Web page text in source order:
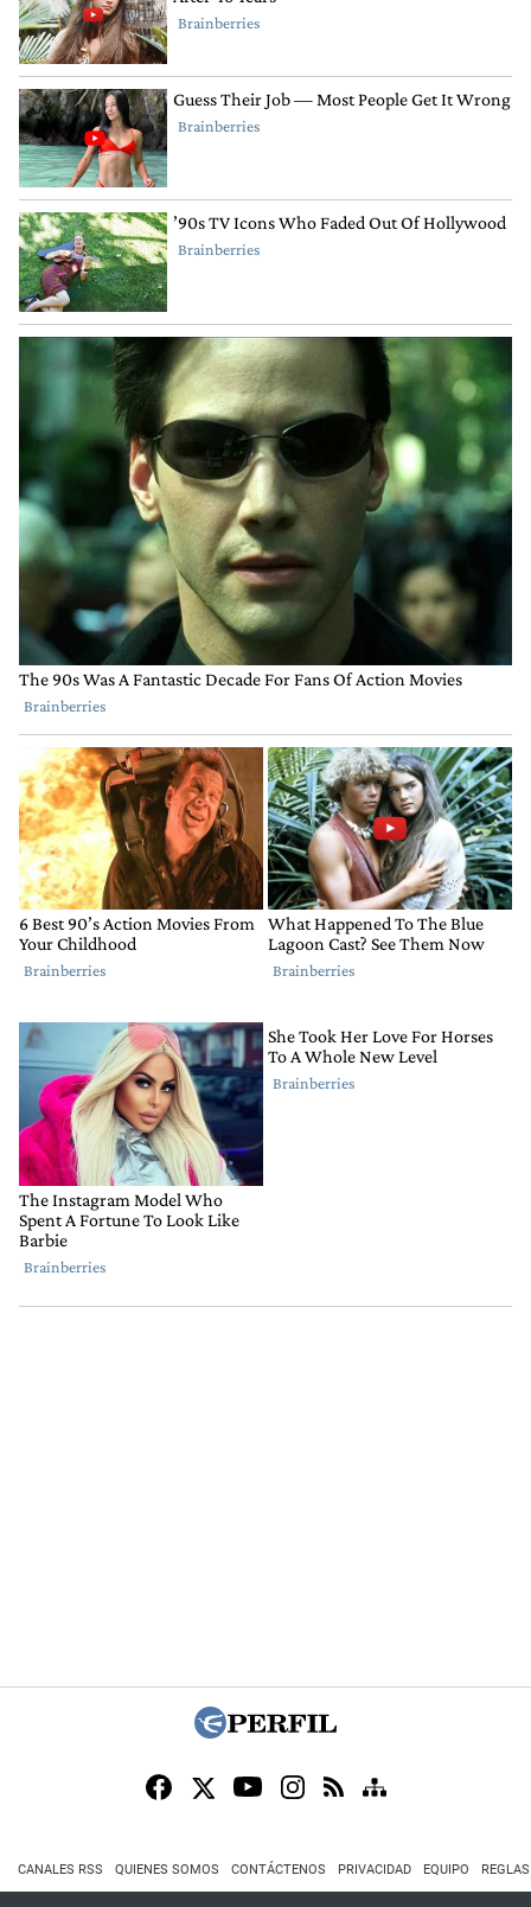
CANALES RSS QUIENES SOMOS CONTÁCTENOS PRIVACIDAD EQUIPO